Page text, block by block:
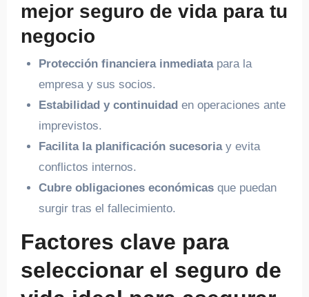
mejor seguro de vida para tu
negocio
Protección financiera inmediatapara la
empresa y sus socios.
Estabilidad y continuidaden operaciones ante
imprevistos.
Facilita la planificación sucesoriay evita
conflictos internos.
Cubre obligaciones económicasque puedan
surgir tras el fallecimiento.
Factores clave para
seleccionar el seguro de